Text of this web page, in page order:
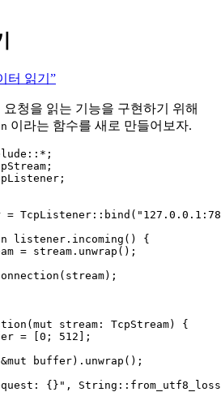
터 읽기”
청을 읽는 기능을 구현하기 위해
이라는 함수를 새로 만들어보자.
::* ;
= TcpListener :: bind ( "
listener . incoming () {
= stream . unwrap ();
( stream);
( mut stream :
TcpStream) {
= 0 ; 512 ];
&mut buffer) . unwrap ();
{}" , String ::